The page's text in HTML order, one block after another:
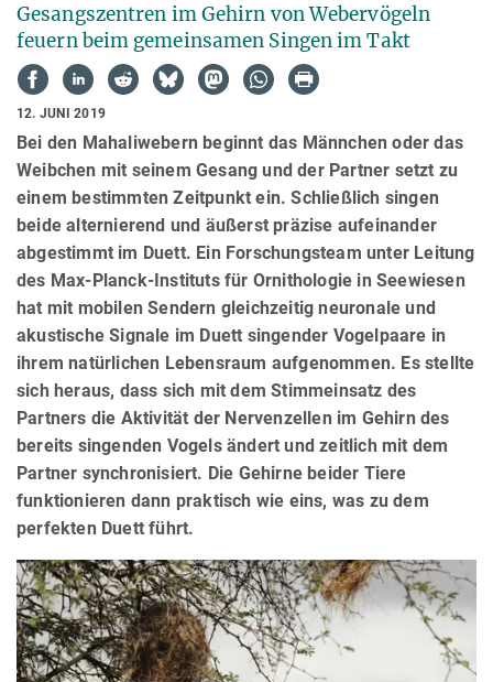
Gesangszentren im Gehirn von Webervögeln
feuern beim gemeinsamen Singen im Takt
12. JUNI 2019
Bei den Mahaliwebern beginnt das Männchen oder das
Weibchen mit seinem Gesang und der Partner setzt zu
einem bestimmten Zeitpunkt ein. Schließlich singen
beide alternierend und äußerst präzise aufeinander
abgestimmt im Duett. Ein Forschungsteam unter Leitung
des Max-Planck-Instituts für Ornithologie in Seewiesen
hat mit mobilen Sendern gleichzeitig neuronale und
akustische Signale im Duett singender Vogelpaare in
ihrem natürlichen Lebensraum aufgenommen. Es stellte
sich heraus, dass sich mit dem Stimmeinsatz des
Partners die Aktivität der Nervenzellen im Gehirn des
bereits singenden Vogels ändert und zeitlich mit dem
Partner synchronisiert. Die Gehirne beider Tiere
funktionieren dann praktisch wie eins, was zu dem
perfekten Duett führt.